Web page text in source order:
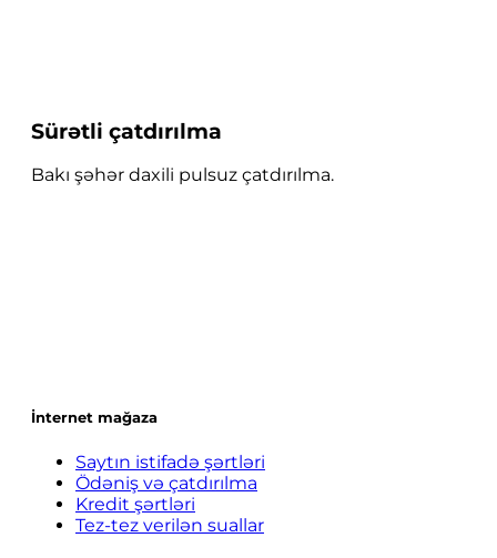
Sürətli çatdırılma
Bakı şəhər daxili pulsuz çatdırılma.
İnternet mağaza
Saytın istifadə şərtləri
Ödəniş və çatdırılma
Kredit şərtləri
Tez-tez verilən suallar